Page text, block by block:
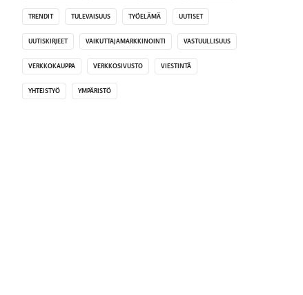
TRENDIT TULEVAISUUS TYÖELÄMÄ UUTISET
UUTISKIRJEET VAIKUTTAJAMARKKINOINTI VASTUULLISUUS
VERKKOKAUPPA VERKKOSIVUSTO VIESTINTÄ
YHTEISTYÖ YMPÄRISTÖ